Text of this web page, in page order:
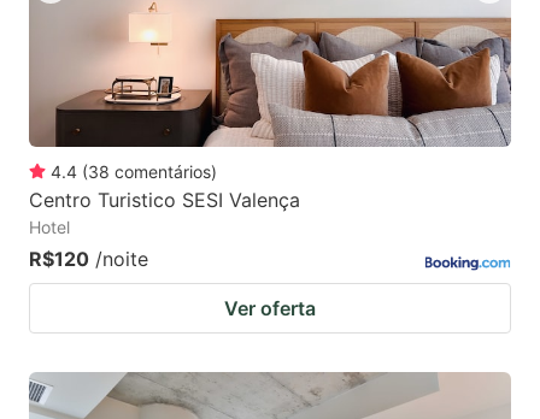
4.4 (38 comentários)
Centro Turistico SESI Valença
Hotel
R$120 /noite
Ver oferta